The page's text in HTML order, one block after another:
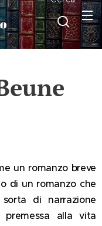
un romanzo breve
di un romanzo che
di narrazione
alla vita